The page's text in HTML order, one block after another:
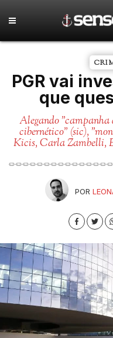
PGR vai
que
Alegando "campanha
cibernético" (sic),
Kicis, Carla Zambelli,
POR